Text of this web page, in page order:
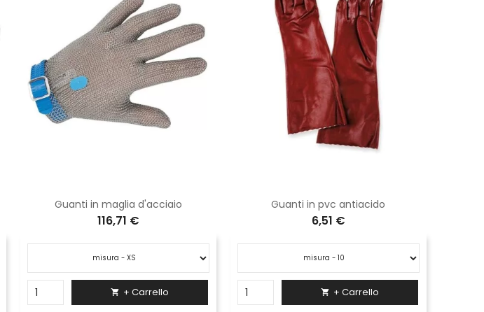
Guanti in maglia d'acciaio
116,71 €
 + Carrello
Guanti in pvc antiacido
6,51 €
 + Carrello